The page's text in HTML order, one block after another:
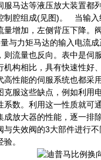
马达等液压放大装置
制腔组成(见图)。 当输
增加，左侧背压下降
与力矩马达的输入电流
流量也反向。表中是
构相比，具有快速性
高性能的伺服系统也都
服这些缺点，例如利
数。利用这一性质就可
放大器的性能，逐一
失效阀的3大部件进行
。